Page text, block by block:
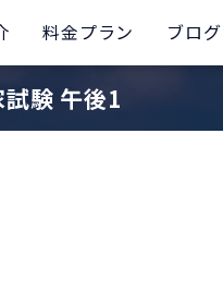
料金プラン ブログ
験 午後1